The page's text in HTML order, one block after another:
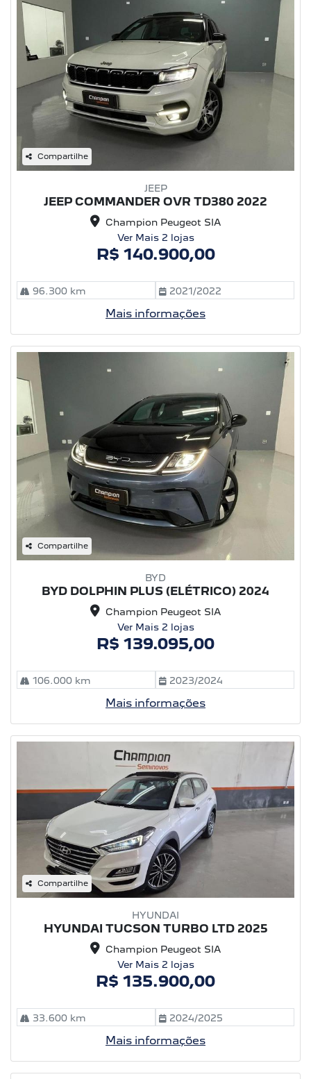
Compartilhe
JEEP
JEEP COMMANDER OVR TD380 2022
Champion Peugeot SIA
Ver Mais 2 lojas
R$ 140.900,00
96.300 km 2021/2022
Mais informações
Compartilhe
BYD
BYD DOLPHIN PLUS (ELÉTRICO) 2024
Champion Peugeot SIA
Ver Mais 2 lojas
R$ 139.095,00
106.000 km 2023/2024
Mais informações
Compartilhe
HYUNDAI
HYUNDAI TUCSON TURBO LTD 2025
Champion Peugeot SIA
Ver Mais 2 lojas
R$ 135.900,00
33.600 km 2024/2025
Mais informações